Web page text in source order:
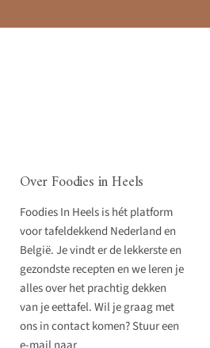
Over Foodies in Heels
Foodies In Heels is hét platform
voor tafeldekkend Nederland en
België. Je vindt er de lekkerste en
gezondste recepten en we leren je
alles over het prachtig dekken
van je eettafel. Wil je graag met
ons in contact komen? Stuur een